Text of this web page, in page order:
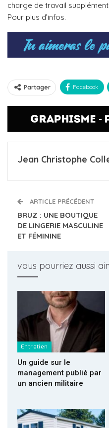
charge de travail
Pour plus d’infos.
Partager Facebook
Jean Christophe
ARTICLE PRÉCÉDENT
BRUZ : UNE BOUTIQUE
DE LINGERIE MASCULINE
ET FÉMININE
vous pourriez aussi
Entretien
Un guide sur le
management publié par
un ancien militaire